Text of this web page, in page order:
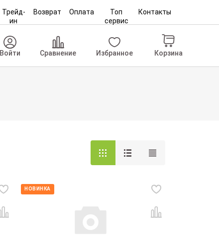
Трейд-
ин
Возврат Оплата
Топ
сервис
Контакты
Войти Сравнение Избранное Корзина
НОВИНКА